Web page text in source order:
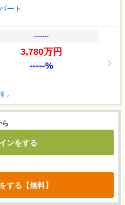
ート
。
-------
3,780万円
-----%
ら
ンをする
する【無料】